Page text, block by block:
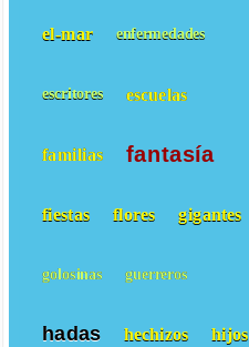
el-mar enfermedades
escritores escuelas
familias fantasía
fiestas flores gigantes
golosinas guerreros
hadas hechizos hijos